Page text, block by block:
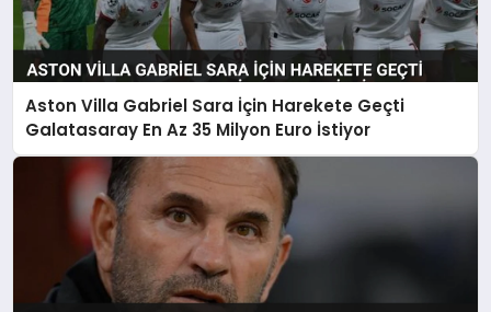
Aston Villa Gabriel Sara İçin Harekete Geçti
Galatasaray En Az 35 Milyon Euro İstiyor